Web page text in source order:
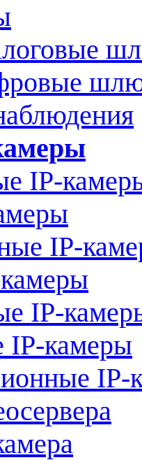
IP-
IP-
IP-
IP-камеры
IP-